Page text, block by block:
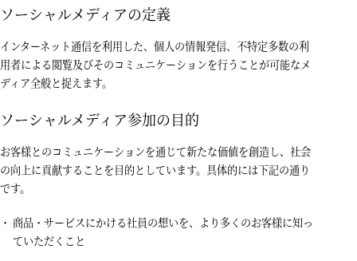
ソーシャルメディアの定義
インターネット通信を利用した、個人の情報発信、不特定多数の利
用者による閲覧及びそのコミュニケーションを行うことが可能なメ
ディア全般と捉えます。
ソーシャルメディア参加の目的
お客様とのコミュニケーションを通じて新たな価値を創造し、社会
の向上に貢献することを目的としています。具体的には下記の通り
です。
商品・サービスにかける社員の想いを、より多くのお客様に知っ
ていただくこと